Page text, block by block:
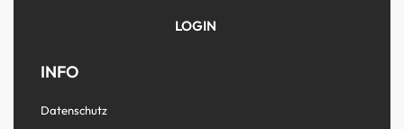
LOGIN
INFO
Datenschutz